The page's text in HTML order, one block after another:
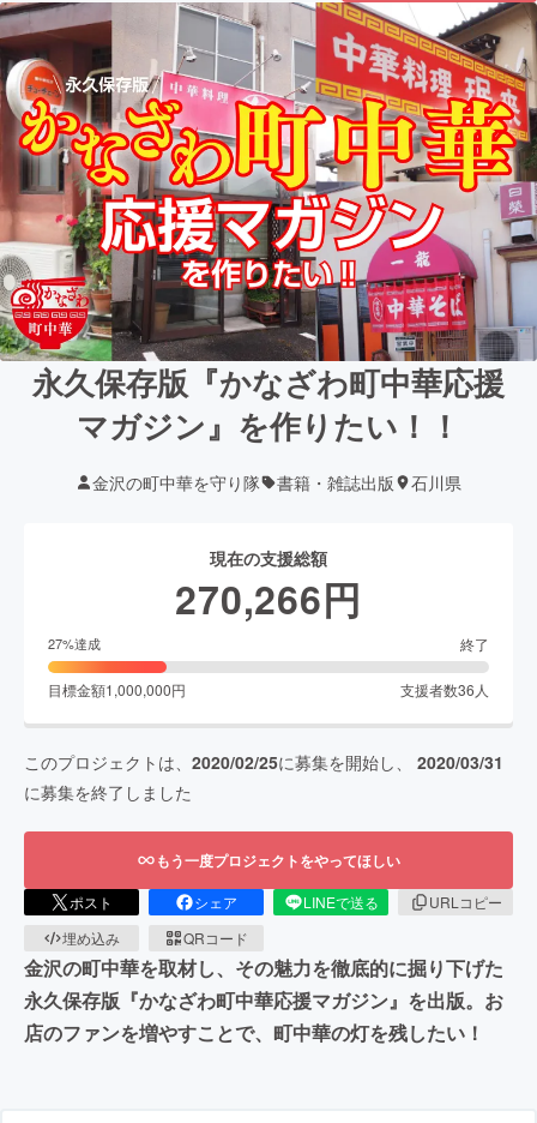
永久保存版『かなざわ町中華応援
マガジン』を作りたい！！
金沢の町中華を守り隊 書籍・雑誌出版 石川県
現在の支援総額
270,266円
27%達成 終了
目標金額1,000,000円 支援者数36 人
このプロジェクトは、 2020/02/25に募集を開始し、 2020/03/31
に募集を終了しました
もう一度プロジェクトをやってほしい
ポスト シェア LINEで送る
URLコピー
埋め込み
QRコード
金沢の町中華を取材し、その魅力を徹底的に掘り下げた
永久保存版『かなざわ町中華応援マガジン』を出版。お
店のファンを増やすことで、町中華の灯を残したい！